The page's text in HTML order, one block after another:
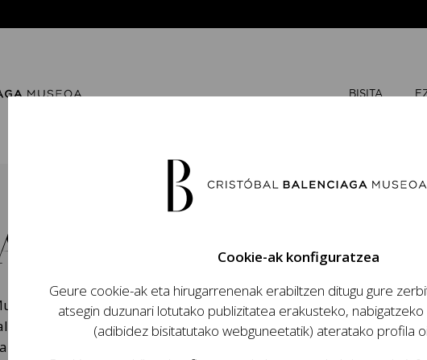
BISITA
programazio handinahia
bizitza eta lana, modaren
izan zuten garrantzia eta haren
Cookie-ak konfiguratzea
Geure cookie-ak eta hirugarrenenak erabiltzen ditugu gure
atsegin duzunari lotutako publizitatea erakusteko,
(adibidez bisitatutako webguneetatik) ateratako profila